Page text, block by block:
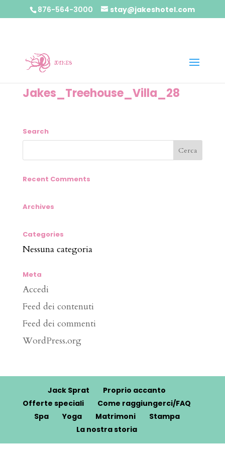
876-564-3000 stay@jakeshotel.com
Jakes_Treehouse_Villa_28
Search
Recent Comments
Archives
Categories
Nessuna categoria
Meta
Accedi
Feed dei contenuti
Feed dei commenti
WordPress.org
Jack Sprat
Proprio accanto
Offerte speciali
Come raggiungerci/FAQ
Spa
Yoga Matrimoni
Stampa
La nostra storia